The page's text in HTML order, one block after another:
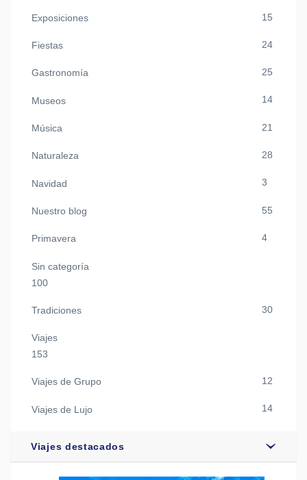
Exposiciones 15
Fiestas 24
Gastronomía 25
Museos 14
Música 21
Naturaleza 28
Navidad 3
Nuestro blog 55
Primavera 4
Sin categoría
100
Tradiciones 30
Viajes
153
Viajes de Grupo 12
Viajes de Lujo 14
Viajes destacados